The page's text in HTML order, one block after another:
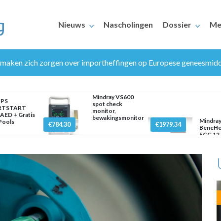
Nieuws Nascholingen Dossier
zich zorgen over importheffingen op Europese
+ Gratis
€784.30
Mindray VS600
spot check
monitor,
bewakingsmonitor
€1979.34
Mindray
ECG